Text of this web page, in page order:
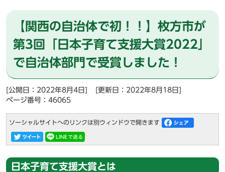
【関西の自治体で初！！】枚方市が
第3回「日本子育て支援大賞2022」
で自治体部門で受賞しました！
[公開日：2022年8月4日]
[更新日：2022年8月18日]
ページ番号：46065
ソーシャルサイトへのリンクは別ウィンドウで開きます
日本子育て支援大賞とは